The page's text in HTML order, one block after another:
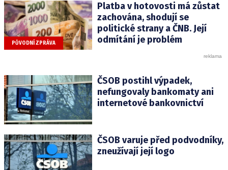
PŮVODNÍ ZPRÁVA
Platba v hotovosti má zůstat
zachována, shodují se
politické strany a ČNB. Její
odmítání je problém
ČSOB postihl výpadek,
nefungovaly bankomaty ani
internetové bankovnictví
ČSOB varuje před podvodníky,
zneužívají její logo